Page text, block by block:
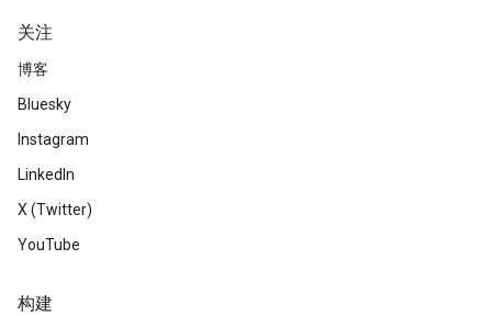
关注
博客
Bluesky
Instagram
LinkedIn
X (Twitter)
YouTube
构建